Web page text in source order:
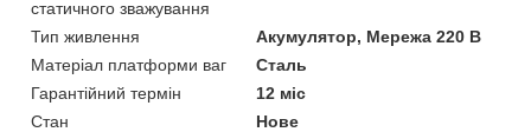
статичного зважування
Тип живлення
Акумулятор, Мережа 220 В
Матеріал платформи ваг
Сталь
Гарантійний термін
12 міс
Стан
Нове